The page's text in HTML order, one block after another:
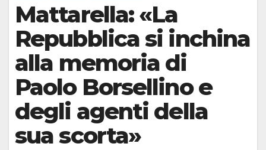
Mattarella: «La
Repubblica si inchina
alla memoria di
Paolo Borsellino e
degli agenti della
sua scorta»